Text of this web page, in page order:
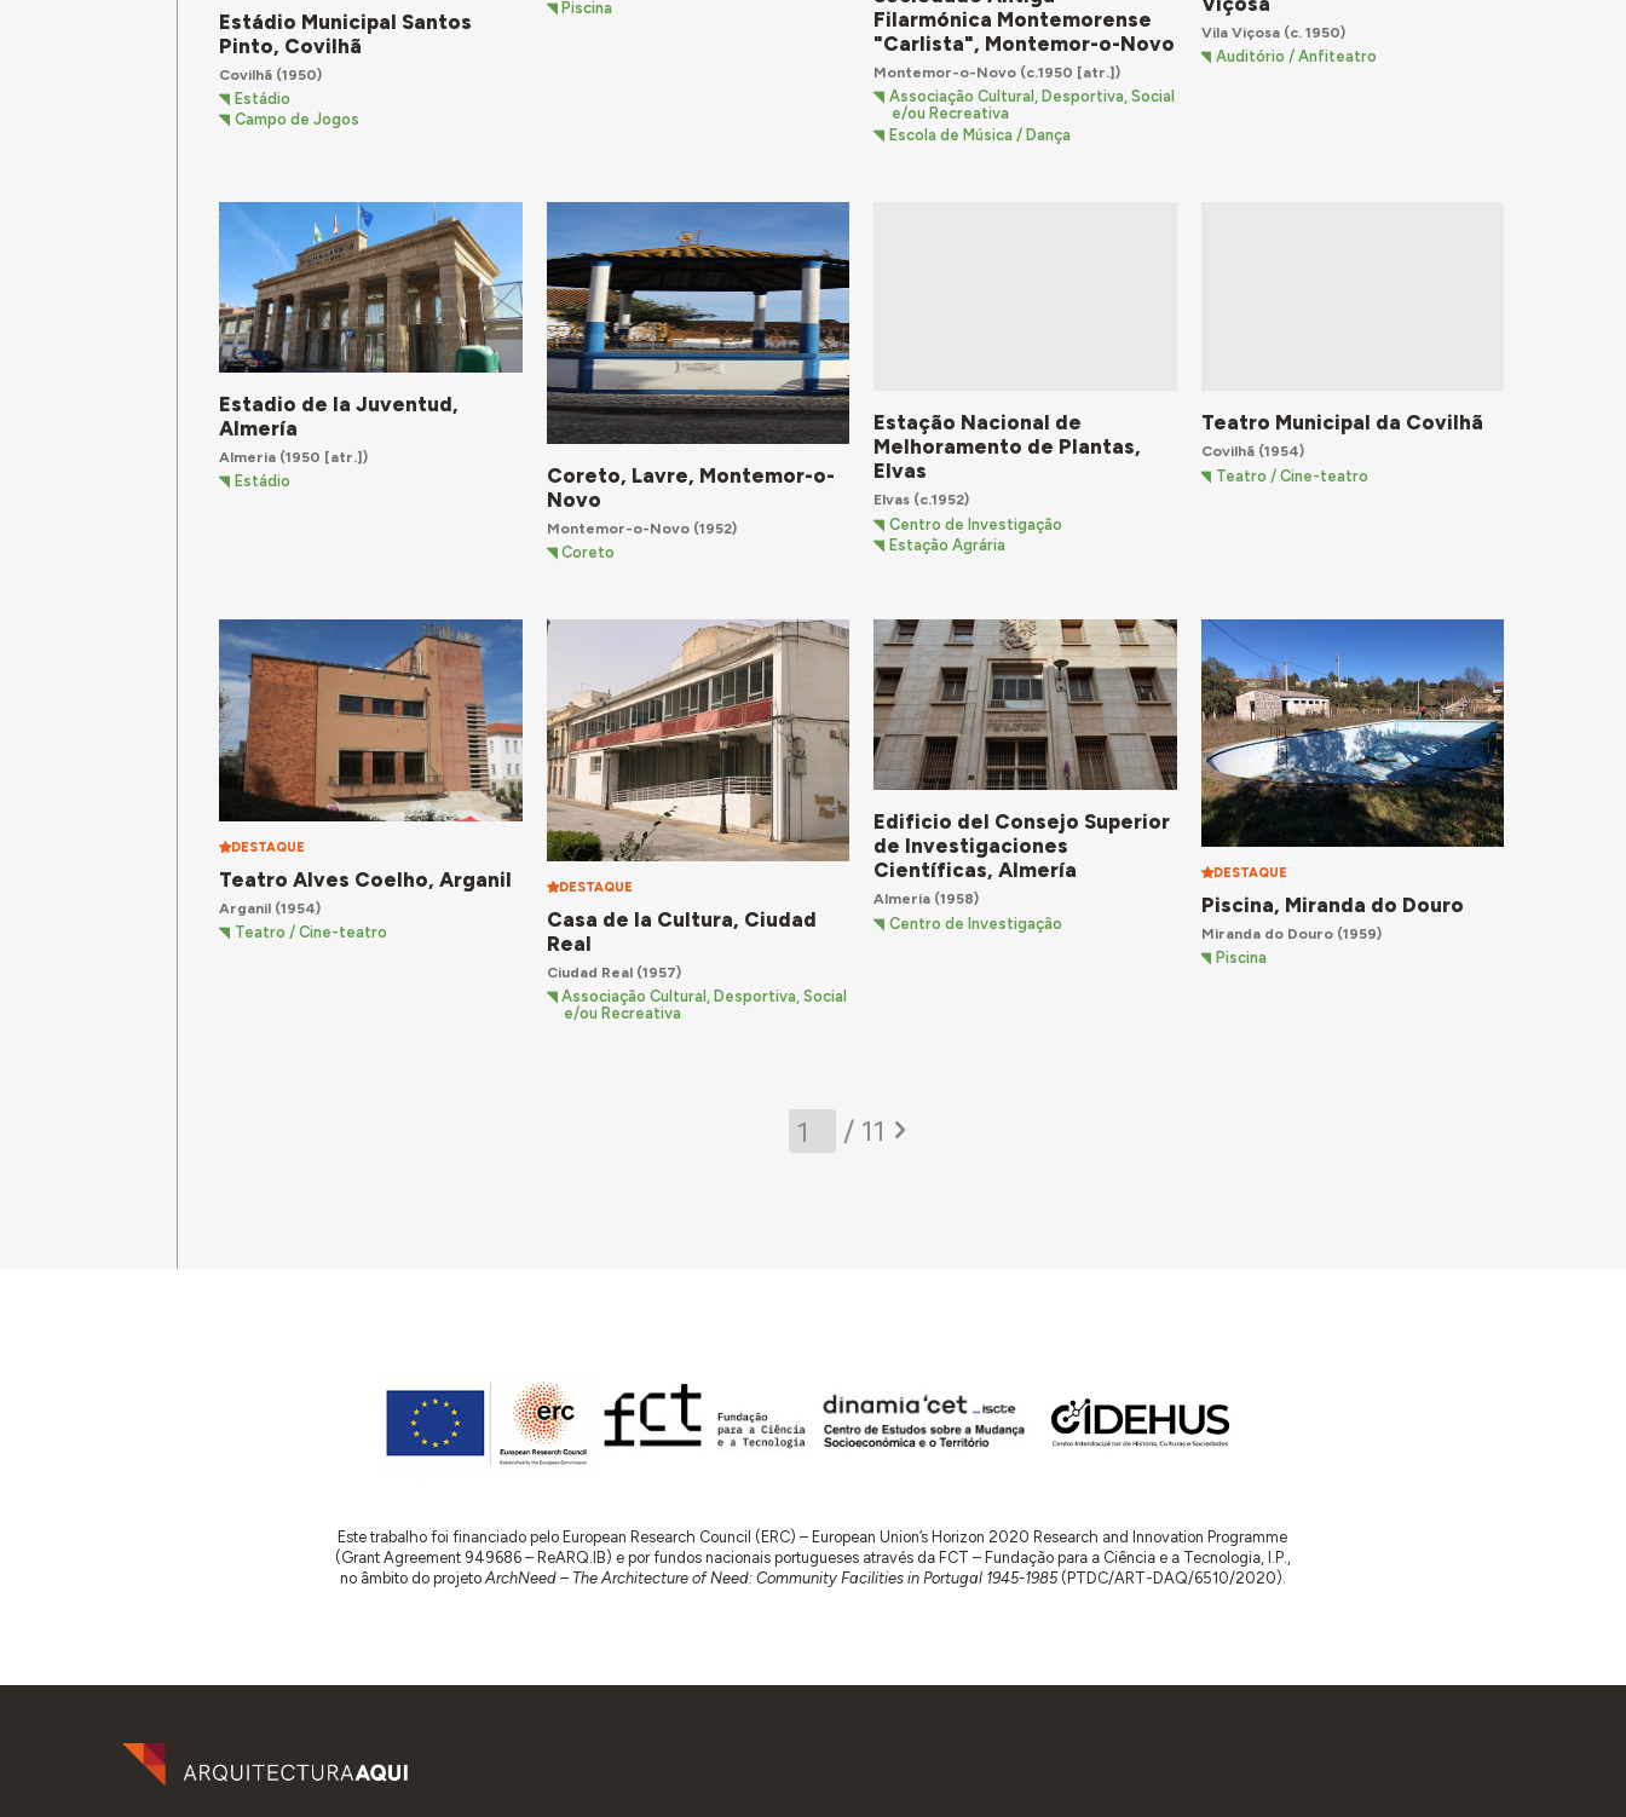
Estádio Municipal Santos
Pinto, Covilhã
Covilhã (1950)
Estádio
Campo de Jogos
Piscina
Filarmónica Montemorense
"Carlista", Montemor-o-Novo
Montemor-o-Novo (c.1950 [atr.])
Associação Cultural, Desportiva, Social
e/ou Recreativa
Escola de Música / Dança
Vila Viçosa(c. 1950)
Auditório / Anfiteatro
Estadio de la Juventud,
Almería
Almeria (1950 [atr.])
Estádio
Coreto, Lavre, Montemor-o-
Novo
Montemor-o-Novo(1952)
Coreto
Estação Nacional de
Melhoramento de Plantas,
Elvas
Elvas (c.1952)
Centro de Investigação
Estação Agrária
Teatro Municipal da Covilhã
Covilhã(1954)
Teatro / Cine-teatro
DESTAQUE
Teatro Alves Coelho, Arganil
Arganil (1954)
Teatro / Cine-teatro
DESTAQUE
Casa de la Cultura, Ciudad
Real
Ciudad Real(1957)
Associação Cultural, Desportiva, Social
e/ou Recreativa
Edificio del Consejo Superior
de Investigaciones
Científicas, Almería
Almeria (1958)
Centro de Investigação
DESTAQUE
Piscina, Miranda do Douro
Miranda do Douro(1959)
Piscina
/ 11
Este trabalho foi financiado pelo European Research Council (ERC) – European Union’s Horizon 2020 Research and Innovation Programme
(Grant Agreement 949686 – ReARQ.IB) e por fundos nacionais portugueses através da FCT – Fundação para a Ciência e a Tecnologia, I.P.,
no âmbito do projetoArchNeed – The Architecture of Need: Community Facilities in Portugal 1945-1985(PTDC/ART-DAQ/6510/2020).